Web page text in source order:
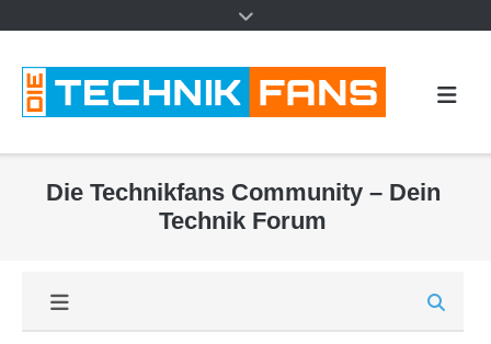
Die Technikfans Community – Dein
Technik Forum